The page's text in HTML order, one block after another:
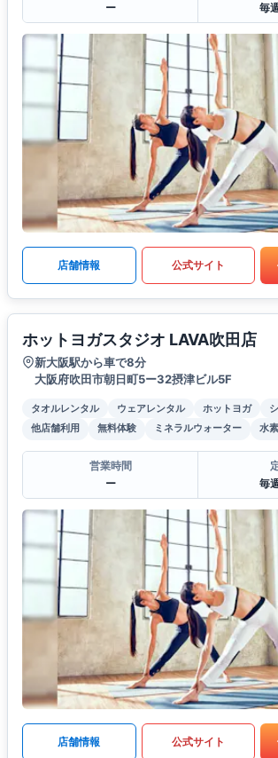
ー
毎
店舗情報 公式サイト
ホットヨガスタジオ LAVA吹田店
新大阪駅から車で8分
大阪府吹田市朝日町5ー32摂津ビル5F
タオルレンタル ウェアレンタル ホットヨガ
他店舗利用
無料体験 ミネラルウォーター 水
営業時間
ー
毎
店舗情報 公式サイト